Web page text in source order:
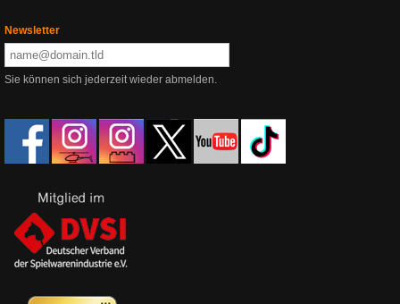
Newsletter
Sie können sich jederzeit wieder abmelden.